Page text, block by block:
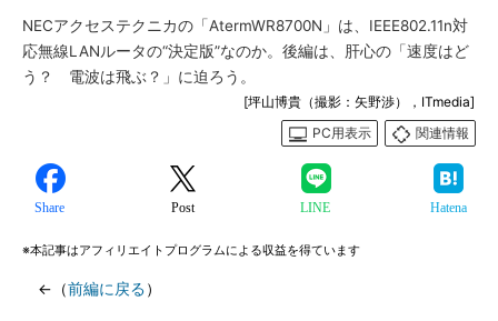
NECアクセステクニカの「AtermWR8700N」は、IEEE802.11n対
応無線LANルータの“決定版”なのか。後編は、肝心の「速度はど
う？ 電波は飛ぶ？」に迫ろう。
[坪山博貴（撮影：矢野渉），ITmedia]
PC用表示
関連情報
Share Post LINE Hatena
※本記事はアフィリエイトプログラムによる収益を得ています
←（前編に戻る）